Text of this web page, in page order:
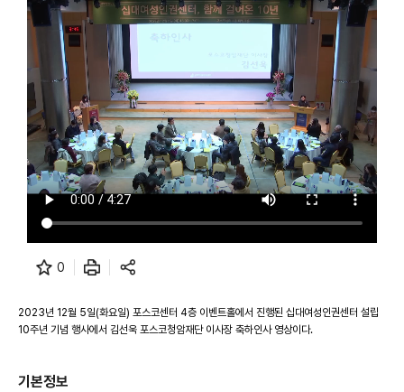
0
2023년 12월 5일(화요일) 포스코센터 4층 이벤트홀에서 진행된 십대여성인권센터 설립
10주년 기념 행사에서 김선욱 포스코청암재단 이사장 축하인사 영상이다.
기본정보